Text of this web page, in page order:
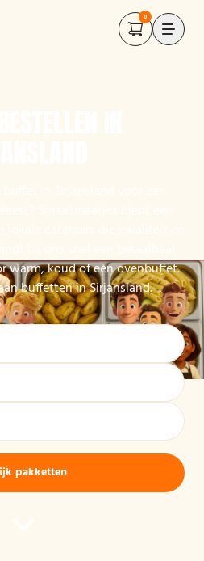
0
warm, koud of een ovenbuffet.
buffetten in Sirjansland.
pakketten